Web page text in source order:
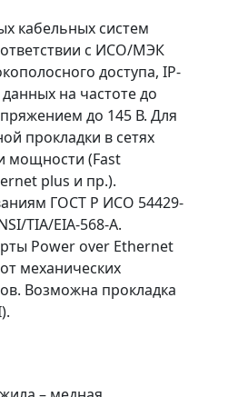
кабельных систем
с ИСО/МЭК
доступа, IP-
на частоте до
до 145 В. Для
прокладки в сетях
мощности (Fast
plus и пр.).
ГОСТ Р ИСО 54429-
TIA/EIA-568-A.
Power over Ethernet
механических
Возможна прокладка